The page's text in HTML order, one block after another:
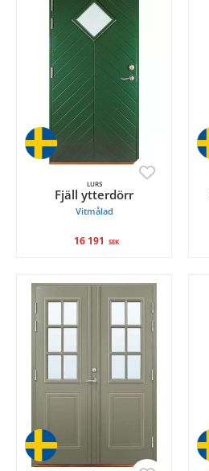
LURS
Fjäll ytterdörr
Vitmålad
16 191 SEK